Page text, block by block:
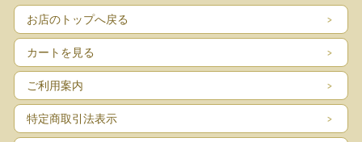
お店のトップへ戻る
カートを見る
ご利用案内
特定商取引法表示